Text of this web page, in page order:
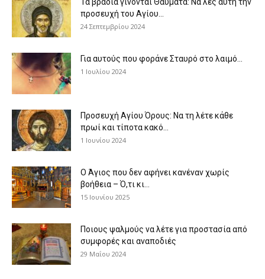
προσευχή του Αγίου...
24 Σεπτεμβρίου 2024
Για αυτούς που φοράνε Σταυρό στο λαιμό…
1 Ιουλίου 2024
Προσευχή Αγίου Όρους: Να τη λέτε κάθε
πρωί και τίποτα κακό...
1 Ιουνίου 2024
Ο Άγιος που δεν αφήνει κανέναν χωρίς
βοήθεια – Ό,τι κι...
15 Ιουνίου 2025
Ποιους ψαλμούς να λέτε για προστασία από
συμφορές και αναποδιές
29 Μαΐου 2024